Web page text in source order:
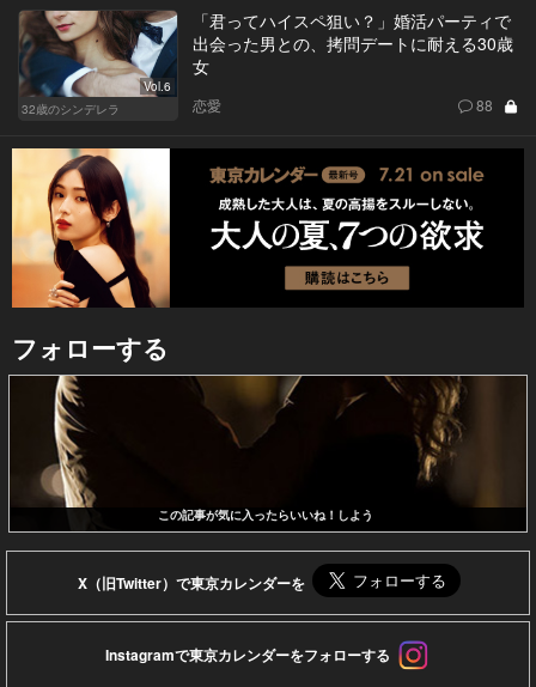
Vol.6
32歳のシンデレラ
「君ってハイスペ狙い？」婚活パーティで
出会った男との、拷問デートに耐える30歳
女
恋愛 88
フォローする
この記事が気に入ったらいいね！しよう
X（旧Twitter）で東京カレンダーを
Instagramで東京カレンダーをフォローする